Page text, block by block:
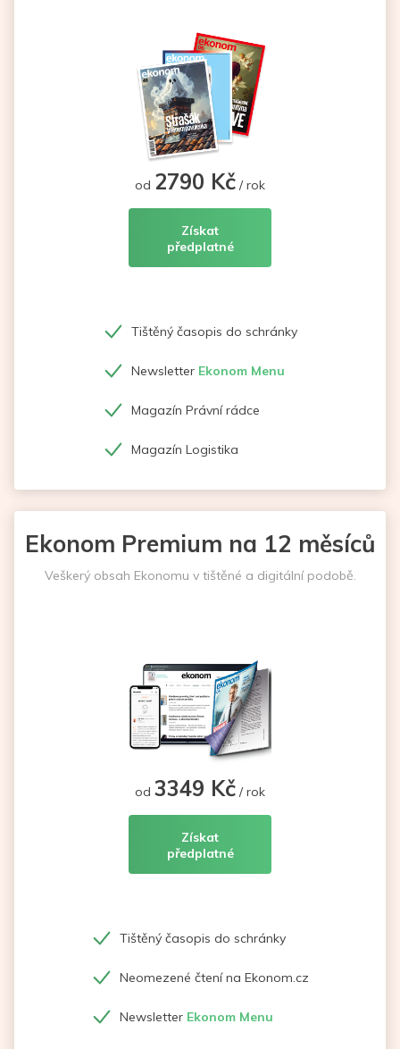
od 2790 Kč / rok
Získat
předplatné
Tištěný časopis do schránky
Newsletter Ekonom Menu
Magazín Právní rádce
Magazín Logistika
Ekonom Premium na 12 měsíců
Veškerý obsah Ekonomu v tištěné a digitální podobě.
od 3349 Kč / rok
Získat
předplatné
Tištěný časopis do schránky
Neomezené čtení na Ekonom.cz
Newsletter Ekonom Menu